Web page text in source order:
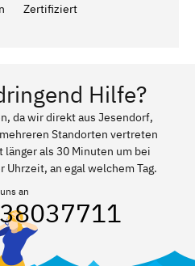
Zertifiziert
Hilfe?
da wir direkt aus Jesendorf,
Standorten vertreten
als 30 Minuten um bei
an egal welchem Tag.
an